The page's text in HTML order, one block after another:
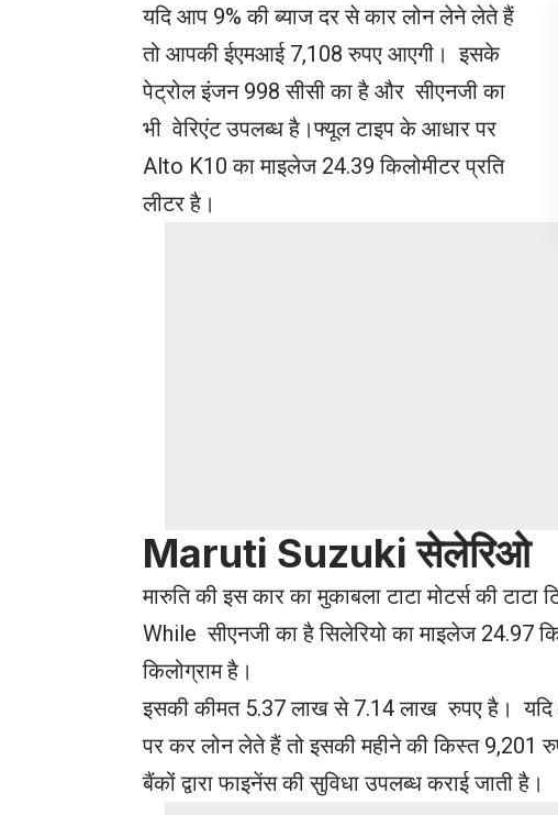
यदि आप 9% की ब्याज दर से कार लोन लेने लेते हैं
तो आपकी ईएमआई 7,108 रुपए आएगी। इसके
पेट्रोल इंजन 998 सीसी का है और सीएनजी का
भी वेरिएंट उपलब्ध है।फ्यूल टाइप के आधार पर
Alto K10 का माइलेज 24.39 किलोमीटर प्रति
लीटर है।
Maruti Suzukiसेलेरिओ
मारुति की इस कार का मुकाबला टाटा मोटर्स की
While सीएनजी का है सिलेरियो का माइलेज 24.97
किलोग्राम है।
इसकी कीमत 5.37 लाख से 7.14 लाख रुपए है। यदि
पर कर लोन लेते हैं तो इसकी महीने की किस्त
बैंकों द्वारा फाइनेंस की सुविधा उपलब्ध कराई जाती है।